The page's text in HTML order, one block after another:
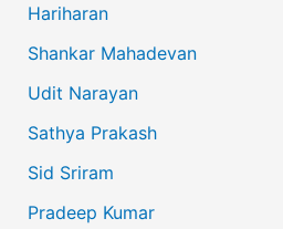
Hariharan
Shankar Mahadevan
Udit Narayan
Sathya Prakash
Sid Sriram
Pradeep Kumar